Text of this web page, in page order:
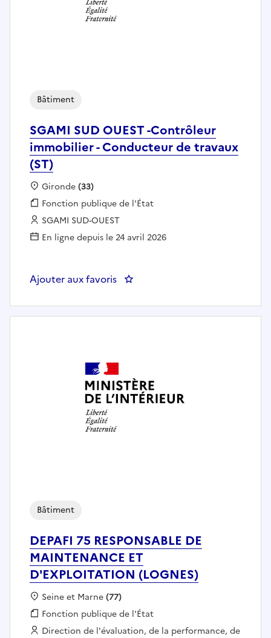
SGAMI SUD OUEST -Contrôleur
immobilier - Conducteur de travaux
(ST)
Bâtiment
Localisation :
Gironde(33)
Fonction publique :
Fonction publique de l'État
Employeur :
SGAMI SUD-OUEST
En ligne depuis le 24 avril 2026
Ajouter aux favoris : SGAMI SUD OUEST -
DEPAFI 75 RESPONSABLE DE
MAINTENANCE ET
D'EXPLOITATION (LOGNES)
Bâtiment
Localisation :
Seine et Marne(77)
Fonction publique :
Fonction publique de l'État
Employeur :
Direction de l'évaluation, de la performance, de